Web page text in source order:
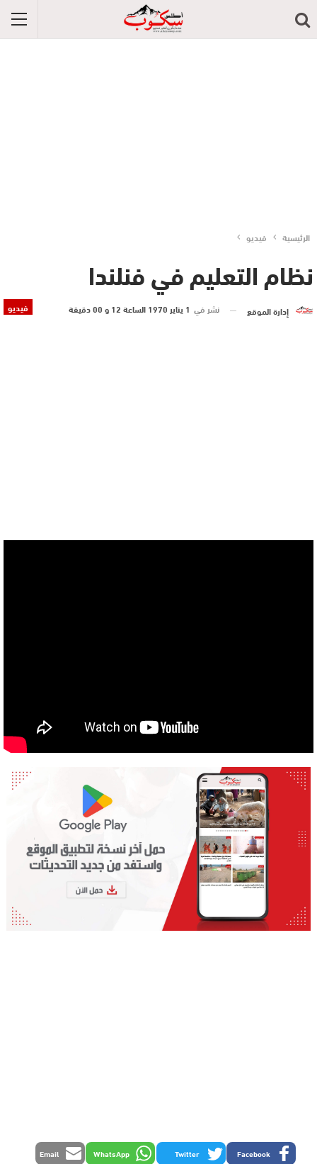
الرئيسية فيديو
نظام التعليم في فنلندا
فيديو إدارة الموقع نشر في 1 يناير 1970 الساعة 12 و 00 دقيقة
Facebook
Twitter
WhatsApp
Email